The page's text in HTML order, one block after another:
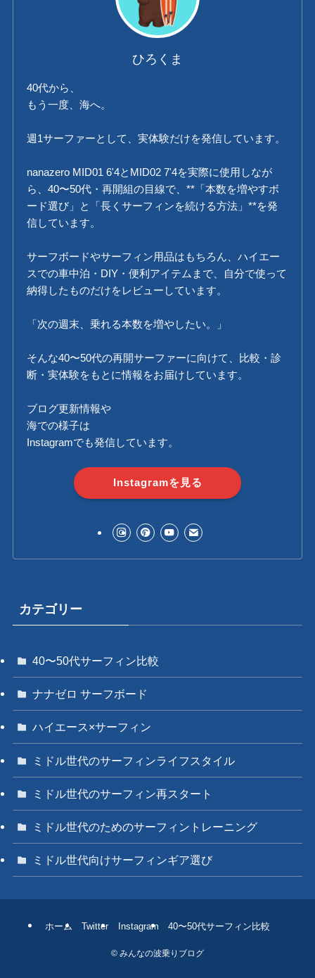
ひろくま
40代から、
もう一度、海へ。
週1サーファーとして、実体験だけを発信しています。
nanazero MID01 6'4とMID02 7'4を実際に使用しなが
ら、40〜50代・再開組の目線で、**「本数を増やすボ
ード選び」と「長くサーフィンを続ける方法」**を発
信しています。
サーフボードやサーフィン用品はもちろん、ハイエー
スでの車中泊・DIY・便利アイテムまで、自分で使って
納得したものだけをレビューしています。
「次の週末、乗れる本数を増やしたい。」
そんな40〜50代の再開サーファーに向けて、比較・診
断・実体験をもとに情報をお届けしています。
ブログ更新情報や
海での様子は
Instagramでも発信しています。
Instagramを見る
カテゴリー
40〜50代サーフィン比較
ナナゼロ サーフボード
ハイエース×サーフィン
ミドル世代のサーフィンライフスタイル
ミドル世代のサーフィン再スタート
ミドル世代のためのサーフィントレーニング
ミドル世代向けサーフィンギア選び
ホーム Twitter Instagram 40〜50代サーフィン比較
© みんなの波乗りブログ